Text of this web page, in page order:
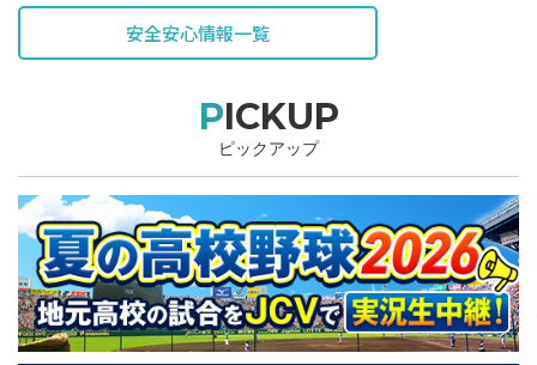
安全安心情報一覧
PICKUP
ピックアップ